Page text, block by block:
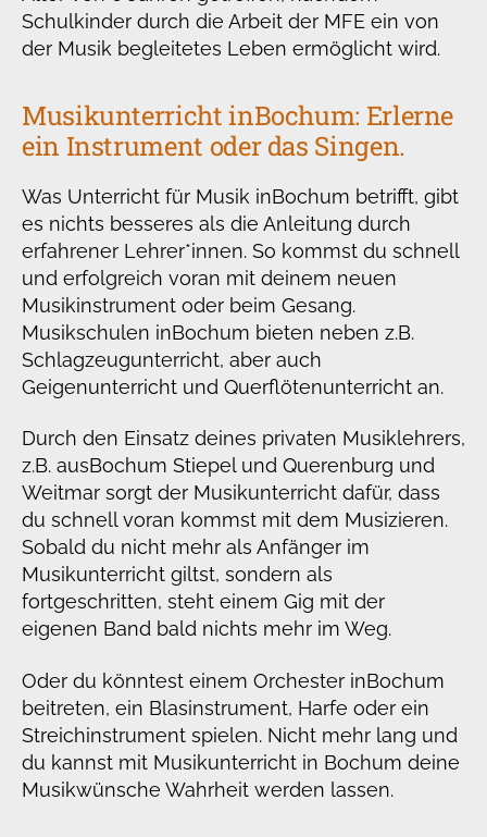
Schulkinder durch die Arbeit der MFE ein von
der Musik begleitetes Leben ermöglicht wird.
Musikunterricht inBochum: Erlerne
ein Instrument oder das Singen.
Was Unterricht für Musik inBochum betrifft, gibt
es nichts besseres als die Anleitung durch
erfahrener Lehrer*innen. So kommst du schnell
und erfolgreich voran mit deinem neuen
Musikinstrument oder beim Gesang.
Musikschulen inBochum bieten neben z.B.
Schlagzeugunterricht, aber auch
Geigenunterricht und Querflötenunterricht an.
Durch den Einsatz deines privaten Musiklehrers,
z.B. ausBochum Stiepel und Querenburg und
Weitmar sorgt der Musikunterricht dafür, dass
du schnell voran kommst mit dem Musizieren.
Sobald du nicht mehr als Anfänger im
Musikunterricht giltst, sondern als
fortgeschritten, steht einem Gig mit der
eigenen Band bald nichts mehr im Weg.
Oder du könntest einem Orchester inBochum
beitreten, ein Blasinstrument, Harfe oder ein
Streichinstrument spielen. Nicht mehr lang und
du kannst mit Musikunterricht in Bochum deine
Musikwünsche Wahrheit werden lassen.